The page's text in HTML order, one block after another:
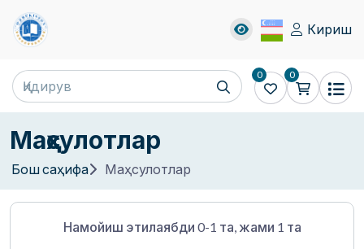
Кириш
0 0
Маҳсулотлар
Бош саҳифа Маҳсулотлар
Намойиш этилаябди 0-1 та, жами 1 та